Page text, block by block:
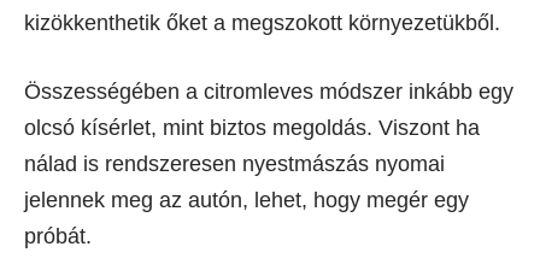
kizökkenthetik őket a megszokott környezetükből.
Összességében a citromleves módszer inkább egy
olcsó kísérlet, mint biztos megoldás. Viszont ha
nálad is rendszeresen nyestmászás nyomai
jelennek meg az autón, lehet, hogy megér egy
próbát.